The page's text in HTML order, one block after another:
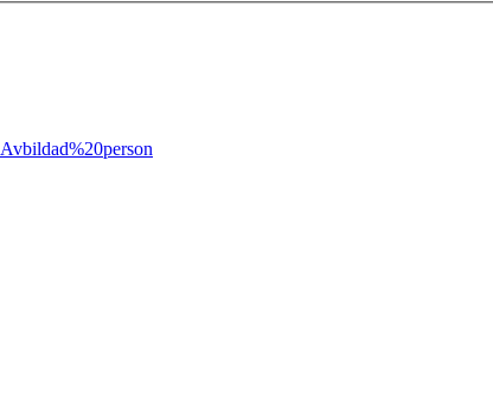
Avbildad%20person